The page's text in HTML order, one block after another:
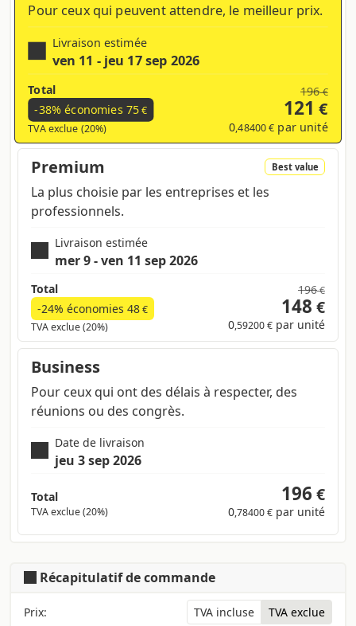
Pour ceux qui peuvent attendre, le meilleur prix.
Livraison estimée
ven 11 - jeu 17 sep 2026
Total
-38% économies 75€
TVA exclue (20%)
196€
121 €
0,48400 € par unité
Premium Best value
La plus choisie par les entreprises et les
professionnels.
Livraison estimée
mer 9 - ven 11 sep 2026
Total
-24% économies 48€
TVA exclue (20%)
196€
148 €
0,59200 € par unité
Business
Pour ceux qui ont des délais à respecter, des
réunions ou des congrès.
Date de livraison
jeu 3 sep 2026
Total
TVA exclue (20%)
196 €
0,78400 € par unité
Récapitulatif de commande
Prix: TVA incluse TVA exclue